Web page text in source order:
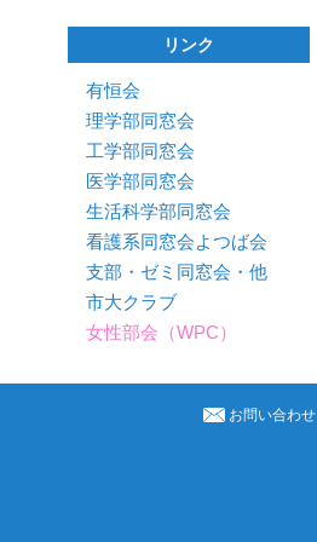
リンク
有恒会
理学部同窓会
工学部同窓会
医学部同窓会
生活科学部同窓会
看護系同窓会よつば会
支部・ゼミ同窓会・他
市大クラブ
女性部会（WPC）
お問い合わせ